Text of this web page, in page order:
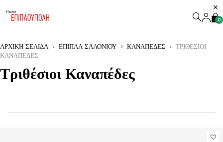
0
ΑΡΧΙΚΉ ΣΕΛΊΔΑ ΈΠΙΠΛΑ ΣΑΛΟΝΙΟΎ ΚΑΝΑΠΈΔΕΣ
ΤΡΙΘΈΣΙΟΙ
ΚΑΝΑΠΈΔΕΣ
Τριθέσιοι Καναπέδες